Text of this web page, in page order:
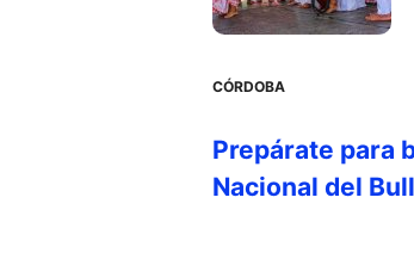
CÓRDOBA
Prepárate para
Nacional del